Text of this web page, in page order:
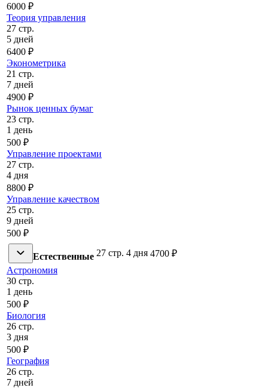
6000 ₽
Теория управления
27 стр.
5 дней
6400 ₽
Эконометрика
21 стр.
7 дней
4900 ₽
Рынок ценных бумаг
23 стр.
1 день
500 ₽
Управление проектами
27 стр.
4 дня
8800 ₽
Управление качеством
25 стр.
9 дней
500 ₽
Естественные 27 стр. 4 дня 4700 ₽
Астрономия
30 стр.
1 день
500 ₽
Биология
26 стр.
3 дня
500 ₽
География
26 стр.
7 дней